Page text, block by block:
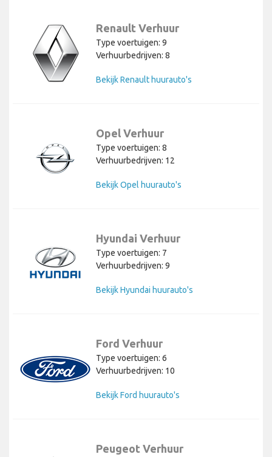
Renault Verhuur
Type voertuigen: 9
Verhuurbedrijven: 8
Bekijk Renault huurauto's
Opel Verhuur
Type voertuigen: 8
Verhuurbedrijven: 12
Bekijk Opel huurauto's
Hyundai Verhuur
Type voertuigen: 7
Verhuurbedrijven: 9
Bekijk Hyundai huurauto's
Ford Verhuur
Type voertuigen: 6
Verhuurbedrijven: 10
Bekijk Ford huurauto's
Peugeot Verhuur